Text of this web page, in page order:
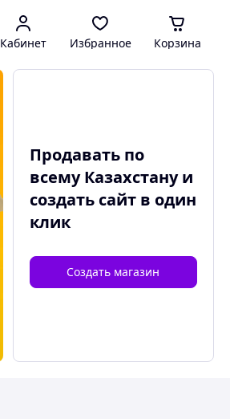
Кабинет Избранное Корзина
Продавать по
всему Казахстану и
создать сайтв один
клик
Создать магазин